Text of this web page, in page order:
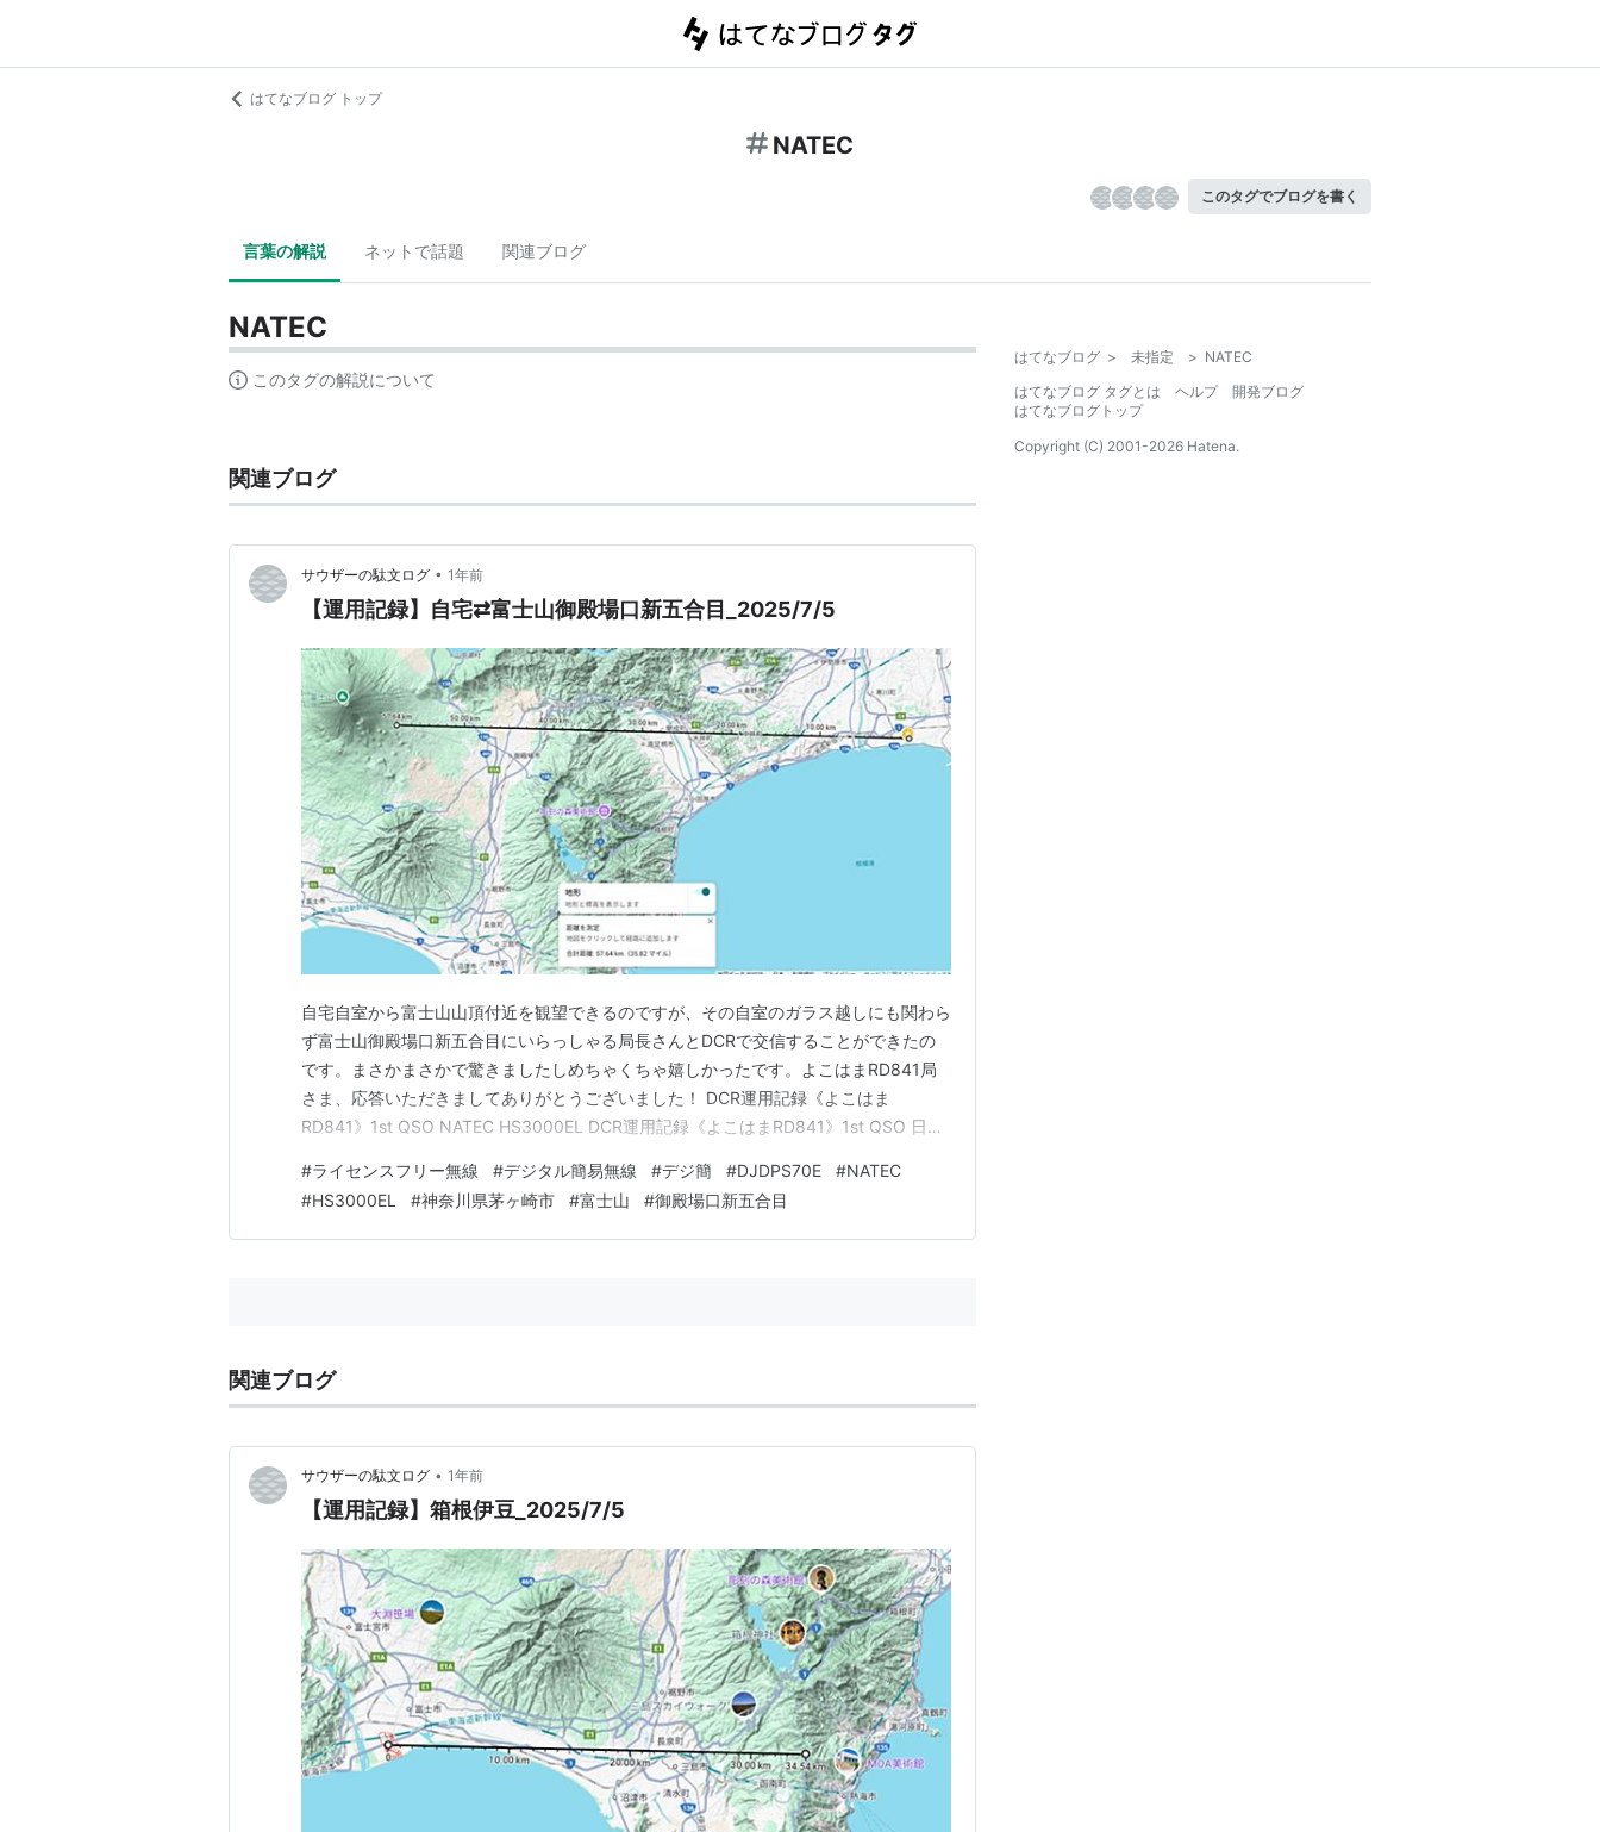
はてなブログ トップ
NATEC
このタグでブログを書く
言葉の解説 ネットで話題 関連ブログ
NATEC
このタグの解説について
関連ブログ
サウザーの駄文ログ • 1年前
【運用記録】自宅⇄富士山御殿場口新五合目_2025/7/5
自宅自室から富士山山頂付近を観望できるのですが、その自室のガラス越しにも関わら
ず富士山御殿場口新五合目にいらっしゃる局長さんとDCRで交信することができたの
です。まさかまさかで驚きましたしめちゃくちゃ嬉しかったです。よこはまRD841局
さま、応答いただきましてありがとうございました！ DCR運用記録《よこはま
RD841》1st QSO NATEC HS3000EL DCR運用記録《よこはまRD841》1st QSO 日
県茅ヶ崎市 常置場所 当局機材：ALINCO DJ-DPS70E＋NATEC HS3…
#ライセンスフリー無線 #デジタル簡易無線 #デジ簡 #DJDPS70E #NATEC
#HS3000EL #神奈川県茅ヶ崎市 #富士山 #御殿場口新五合目
関連ブログ
サウザーの駄文ログ • 1年前
【運用記録】箱根伊豆_2025/7/5
はてなブログ > 未指定 > NATEC
はてなブログ タグとは
ヘルプ
開発ブログ
はてなブログトップ
Copyright (C) 2001-2026 Hatena.